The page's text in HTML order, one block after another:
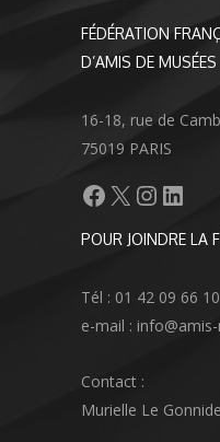
FÉDÉRATION
D’AMIS DE MUSÉES
16-18, rue de
75019 PARIS
Facebook
X
POUR JOINDRE LA
Tél : 01 42 09 66 10
e-mail :
Contact :
Murielle Le